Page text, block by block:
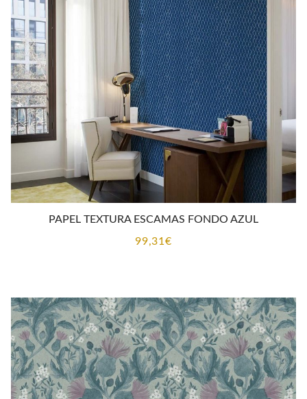
PAPEL TEXTURA ESCAMAS FONDO AZUL
99,31€